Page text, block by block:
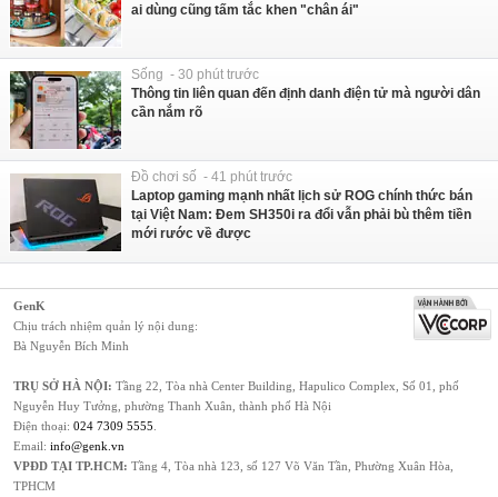
ai dùng cũng tấm tắc khen "chân ái"
Sống - 30 phút trước
Thông tin liên quan đến định danh điện tử mà người dân
cần nắm rõ
Đồ chơi số - 41 phút trước
Laptop gaming mạnh nhất lịch sử ROG chính thức bán
tại Việt Nam: Đem SH350i ra đổi vẫn phải bù thêm tiền
mới rước về được
GenK
Chịu trách nhiệm quản lý nội dung:
Bà Nguyễn Bích Minh
TRỤ SỞ HÀ NỘI: Tầng 22, Tòa nhà Center Building, Hapulico Complex, Số 01, phố
Nguyễn Huy Tưởng, phường Thanh Xuân, thành phố Hà Nội
Điện thoại: 024 7309 5555
Email: info@genk.vn
VPĐD TẠI TP.HCM: Tầng 4, Tòa nhà 123, số 127 Võ Văn Tần, Phường Xuân Hòa,
TPHCM